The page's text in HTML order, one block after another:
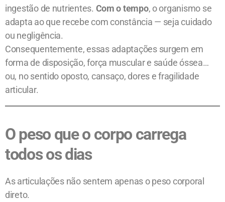
ingestão de nutrientes. Com o tempo, o organismo se
adapta ao que recebe com constância — seja cuidado
ou negligência.
Consequentemente, essas adaptações surgem em
forma de disposição, força muscular e saúde óssea…
ou, no sentido oposto, cansaço, dores e fragilidade
articular.
O peso que o corpo carrega
todos os dias
As articulações não sentem apenas o peso corporal
direto.